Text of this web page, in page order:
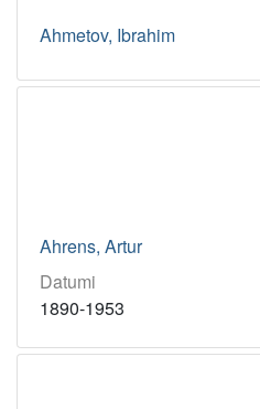
Ahmetov, Ibrahim
Ahrens, Artur
Datumi
1890-1953